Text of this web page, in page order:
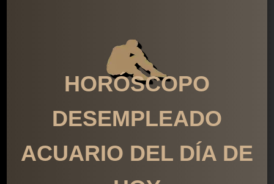
HORÓSCOPO
DESEMPLEADO
ACUARIO DEL DÍA DE